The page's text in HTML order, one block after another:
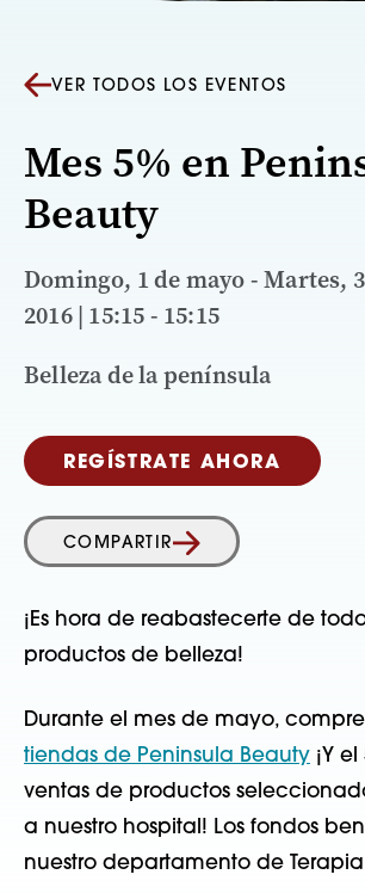
VER TODOS LOS EVENTOS
Mes 5% en
Beauty
Domingo, 1 de mayo - Martes,
2016 | 15:15 - 15:15
Belleza de la península
REGÍSTRATE AHORA
COMPARTIR
¡Es hora de reabastecerte de
productos de belleza!
Durante el mes de mayo,
tiendas de Peninsula Beauty ¡Y
ventas de productos
a nuestro hospital! Los fondos
nuestro departamento de